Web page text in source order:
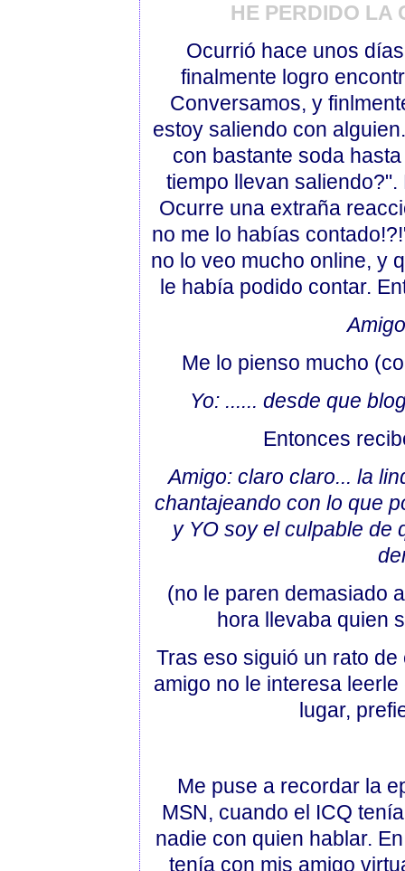
HE PERDIDO LA
Ocurrió hace unos
finalmente logro
Conversamos, y
estoy saliendo con
con bastante soda
tiempo llevan
Ocurre una extraña
no me lo habías
no lo veo mucho online, y
le había podido contar.
Me lo pienso mucho
Yo: ...... desde que
Entonces
Amigo: claro claro... la
chantajeando con lo que
y YO soy el culpable de
(no le paren demasiado
hora llevaba quien
Tras eso siguió un rato
amigo no le interesa
lugar,
Me puse a recordar la
MSN, cuando el ICQ
nadie con quien hablar.
tenía con mis amigo